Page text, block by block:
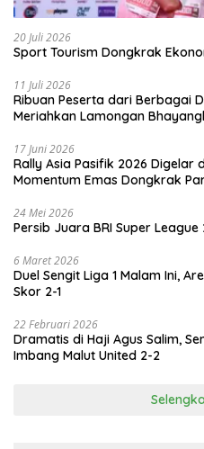
20 Juli 2026
Sport Tourism Dongkrak
11 Juli 2026
Ribuan Peserta dari Berbagai
Meriahkan Lamongan
17 Juni 2026
Rally Asia Pasifik 2026 Digelar
Momentum Emas Dongkrak
24 Mei 2026
Persib Juara BRI Super
6 Maret 2026
Duel Sengit Liga 1 Malam Ini,
Skor 2-1
22 Februari 2026
Dramatis di Haji Agus Salim,
Imbang Malut United 2-2